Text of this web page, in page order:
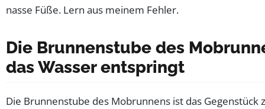
nasse Füße. Lern aus meinem Fehler.
Die Brunnenstube des
das Wasser entspringt
Die Brunnenstube des Mobrunnens ist das Gegenstück